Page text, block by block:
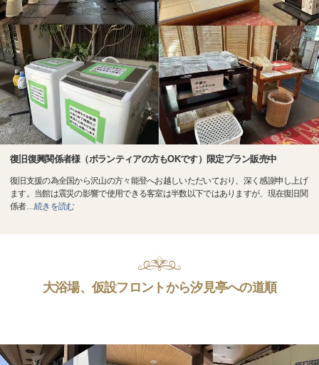
復旧復興関係者様（ボランティアの方もOKです）限定プラン販売中
復旧支援の為全国から沢山の方々能登へお越しいただいており、深く感謝申し上げ
ます。当館は震災の影響で使用できる客室は半数以下ではありますが、現在復旧関
係者…続きを読む
大浴場、仮設フロントから汐見亭への道順